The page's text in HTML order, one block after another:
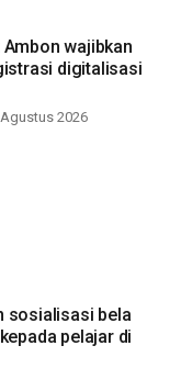
wajibkan
digitalisasi
2026
sosialisasi bela
pelajar di